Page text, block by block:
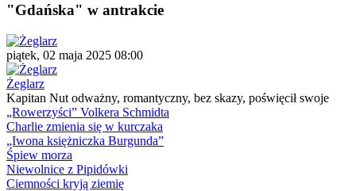
"Gdańska" w antrakcie
piątek, 02 maja 2025 08:00
Żeglarz
Kapitan Nut odważny, romantyczny, bez skazy, poświęcił swoje
„Rowerzyści” Volkera Schmidta
Charlie zmienia się w kurczaka
„Iwona księżniczka Burgunda”
Śpiew morza
Niewolnice z Pipidówki
Ciemności kryją ziemię